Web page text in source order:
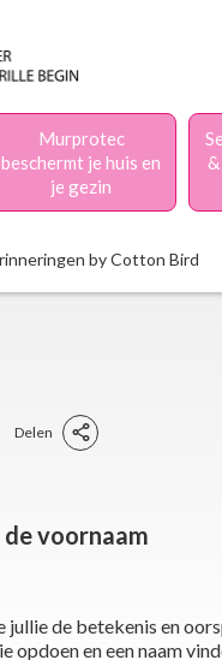
Murprotec
beschermt je huis en
je gezin
by Cotton Bird
Delen
voornaam
de betekenis en
en een naam